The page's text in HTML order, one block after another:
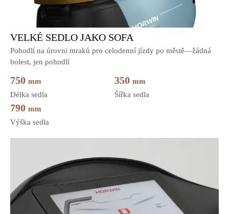
VELKÉ SEDLO JAKO SOFA
Pohodlí na úrovni mraků pro celodenní jízdy po městě—žádná
bolest, jen pohodlí
750 mm
Délka sedla
350 mm
Šířka sedla
790 mm
Výška sedla